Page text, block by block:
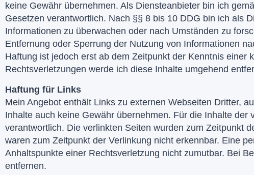
keine Gewähr übernehmen. Als Diensteanbieter bin ich
Gesetzen verantwortlich. Nach §§ 8 bis 10 DDG bin ich als
Informationen zu überwachen oder nach Umständen zu
Entfernung oder Sperrung der Nutzung von Informationen
Haftung ist jedoch erst ab dem Zeitpunkt der Kenntnis
Rechtsverletzungen werde ich diese Inhalte umgehend
Haftung für Links
Mein Angebot enthält Links zu externen Webseiten Dritter,
Inhalte auch keine Gewähr übernehmen. Für die Inhalte
verantwortlich. Die verlinkten Seiten wurden zum Zeitpunkt
waren zum Zeitpunkt der Verlinkung nicht erkennbar. Eine
Anhaltspunkte einer Rechtsverletzung nicht zumutbar. Bei
entfernen.